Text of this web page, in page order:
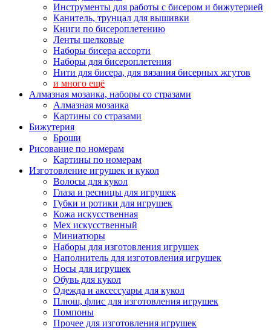
Инструменты для работы с бисером и бижутерией
Канитель, трунцал для вышивки
Книги по бисероплетению
Ленты шелковые
Наборы бисера ассорти
Наборы для бисероплетения
Нити для бисера, для вязания бисерных жгутов
и много ещё
Алмазная мозаика, наборы со стразами
Алмазная мозаика
Картины co стразами
Бижутерия
Броши
Рисование по номерам
Картины по номерам
Изготовление игрушек и кукол
Волосы для кукол
Глаза и ресницы для игрушек
Губки и ротики для игрушек
Кожа искусственная
Мех искусственный
Миниатюры
Наборы для изготовления игрушек
Наполнитель для изготовления игрушек
Носы для игрушек
Обувь для кукол
Одежда и аксессуары для кукол
Плюш, флис для изготовления игрушек
Помпоны
Прочее для изготовления игрушек